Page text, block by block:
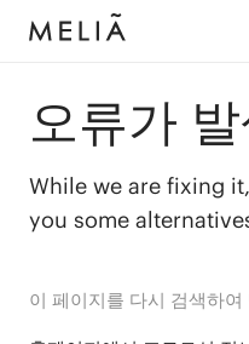
오류가
While we are fixing
you some
이 페이지를 다시 검색하